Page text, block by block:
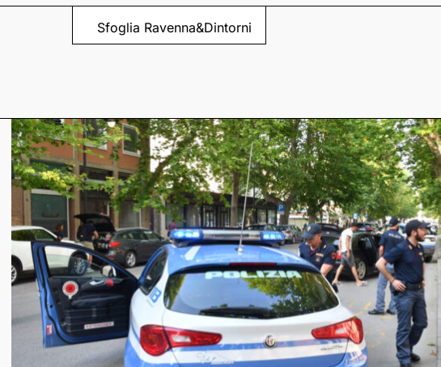
Sfoglia Ravenna&Dintorni